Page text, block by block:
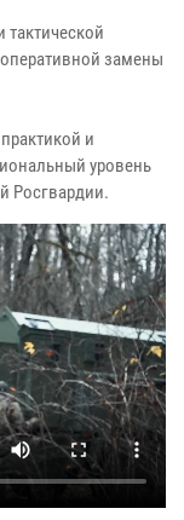
замены
и
уровень
Росгвардии.